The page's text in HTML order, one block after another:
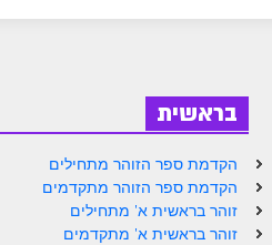
ספר הזוהר נח מתחילים
ספר הזוהר נח מתקדמים
ספר הזוהר לך לך מתחילים
בראשית
הקדמת ספר הזוהר מתחילים
הקדמת ספר הזוהר מתקדמים
זוהר בראשית א' מתחילים
זוהר בראשית א' מתקדמים